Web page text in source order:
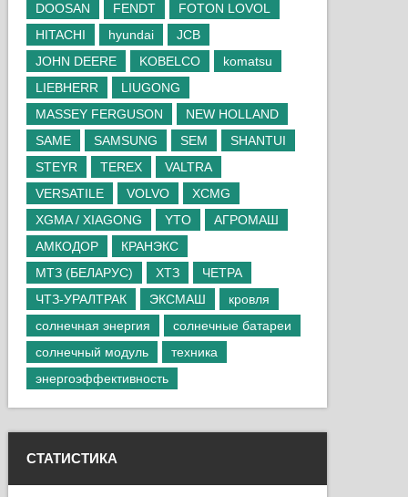
DOOSAN
FENDT
FOTON LOVOL
HITACHI
hyundai
JCB
JOHN DEERE
KOBELCO
komatsu
LIEBHERR
LIUGONG
MASSEY FERGUSON
NEW HOLLAND
SAME
SAMSUNG SEM
SHANTUI
STEYR
TEREX
VALTRA
VERSATILE
VOLVO
XCMG
XGMA / XIAGONG
YTO
АГРОМАШ
АМКОДОР
КРАНЭКС
МТЗ (БЕЛАРУС)
ХТЗ
ЧЕТРА
ЧТЗ-УРАЛТРАК
ЭКСМАШ
кровля
солнечная энергия
солнечные батареи
солнечный модуль
техника
энергоэффективность
СТАТИСТИКА